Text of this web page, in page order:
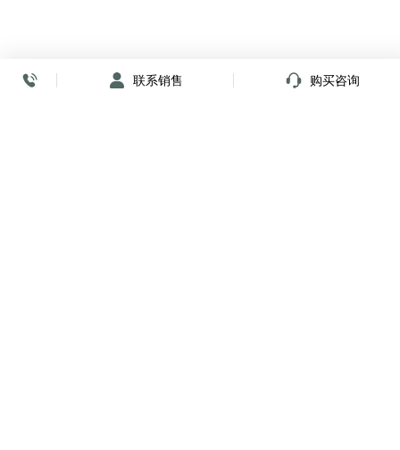
联系销售 购买咨询